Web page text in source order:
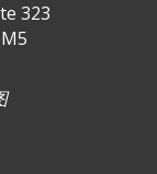
323